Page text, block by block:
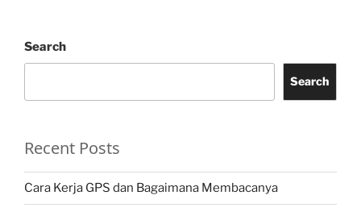
Search
Search
Recent Posts
Cara Kerja GPS dan Bagaimana Membacanya